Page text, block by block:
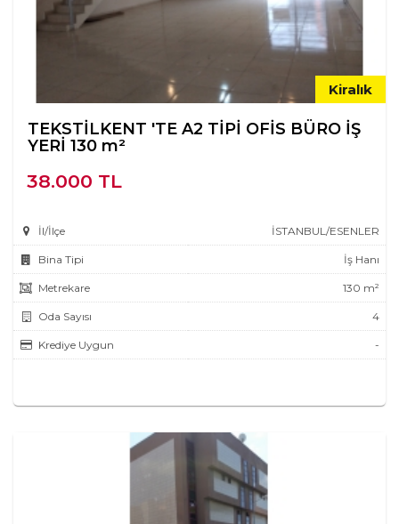
Kiralık
TEKSTİLKENT 'TE A2 TİPİ OFİS BÜRO İŞ
YERİ 130 m²
38.000 TL
İl/İlçe İSTANBUL/ESENLER
Bina Tipi İş Hanı
Metrekare 130 m²
Oda Sayısı 4
Krediye Uygun -